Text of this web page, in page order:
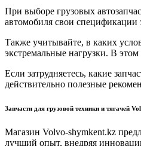
При выборе грузовых
автомобиля свои спецификации
Также учитывайте, в каких
экстремальные нагрузки. В
Если затрудняетесь, какие
действительно полезные
Запчасти для грузовой техники и тягачей
Магазин Volvo-shymkent.kz
лучший опыт, внедряя